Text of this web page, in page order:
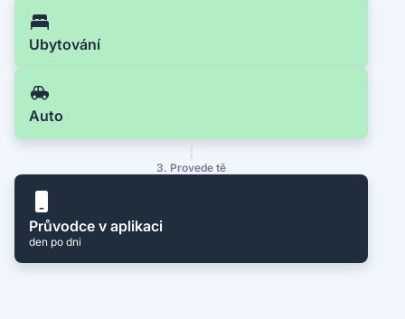
Ubytování
Auto
3. Provede tě
Průvodce v aplikaci
den po dni